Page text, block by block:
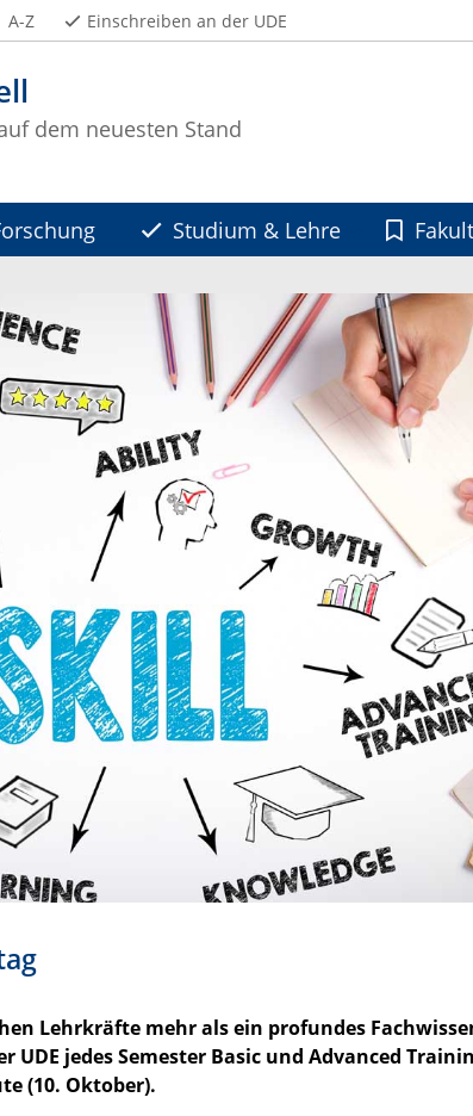
dem neuesten Stand
A-Z Einschreiben an der UDE
Studium & Lehre
Lehrkräfte mehr als ein profundes
jedes Semester Basic und Advanced
(10. Oktober).